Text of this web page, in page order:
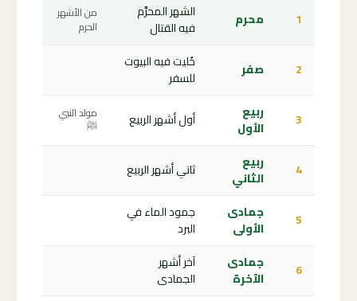
1 محرم
الشهر المحرَّم
فيه القتال
من الأشهر
الحرم
2 صفر
خُليت فيه البيوت
للسفر
3
ربيع
الأول
أول أشهر الربيع مولد النبي
ﷺ
4
ربيع
الثاني
ثاني أشهر الربيع
5
جمادى
الأولى
جمود الماء في
البرد
6
جمادى
الآخرة
آخر أشهر
الجمادى